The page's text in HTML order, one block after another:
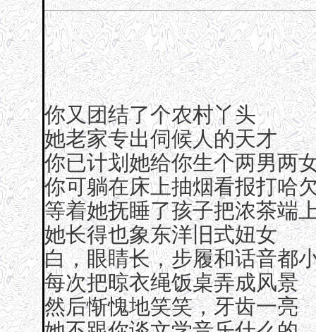
你又团结了个农村丫头
她老家专出伺候人的天才
你已计划她给你生个两男两
你可躺在床上抽烟看报打哈
等着她抚睡了孩子把浓茶端
她长得也象东洋旧式妞女
白，眼睛长，步履和话音都
每次把晾衣绳饭桌弄成风景
然后惭愧地笑笑，牙齿一亮